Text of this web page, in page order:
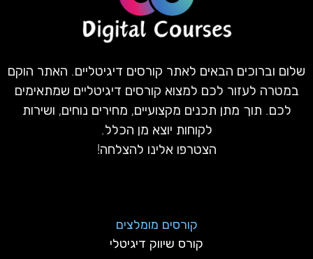
שלום וברוכים הבאים לאתר קורסים דיגיטליים. האתר הוקם
במטרה לעזור לכם למצוא קורסים דיגיטליים שמתאימים
לכם. תוך מתן תכנים מקצועיים, מחירים נוחים, ושירות
לקוחות יוצא מן הכלל.
הצטרפו אלינו להצלחה!
קורסים מומלצים
קורס שיווק דיגיטלי